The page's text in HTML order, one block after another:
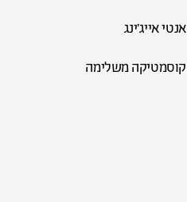
אנטי אייג'ינג
קוסמטיקה משלימה